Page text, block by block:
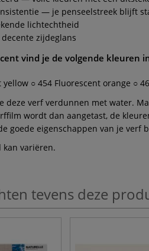
— je penseelstreek blijft
lichtechtheid
zijdeglans
vind je de volgende kleuren
yellow ○ 454 Fluorescent orange ○
deze verf verdunnen met water.
wordt dan aangetast, de
goede eigenschappen van je verf
kan variëren.
tevens deze